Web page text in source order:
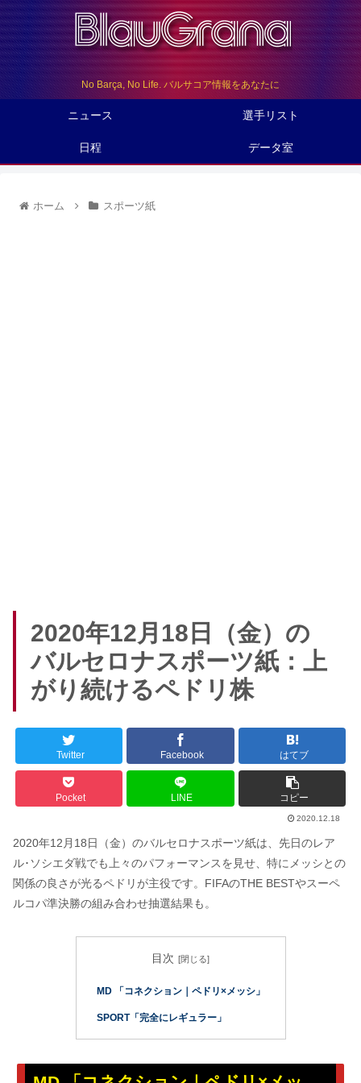
No Barça, No Life. バルサコア情報をあなたに
ニュース 選手リスト
日程 データ室
ホーム スポーツ紙
2020年12月18日（金）の
バルセロナスポーツ紙：上
がり続けるペドリ株
Twitter Facebook はてブ
Pocket LINE コピー
2020.12.18
2020年12月18日（金）のバルセロナスポーツ紙は、先日のレア
ル･ソシエダ戦でも上々のパフォーマンスを見せ、特にメッシとの
関係の良さが光るペドリが主役です。FIFAのTHE BESTやスーペ
ルコパ準決勝の組み合わせ抽選結果も。
目次
MD 「コネクション｜ペドリ×メッシ」
SPORT「完全にレギュラー」